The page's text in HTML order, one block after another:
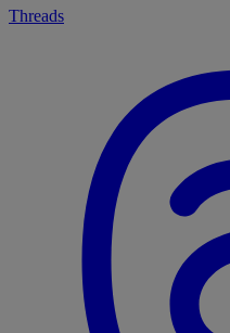
Threads